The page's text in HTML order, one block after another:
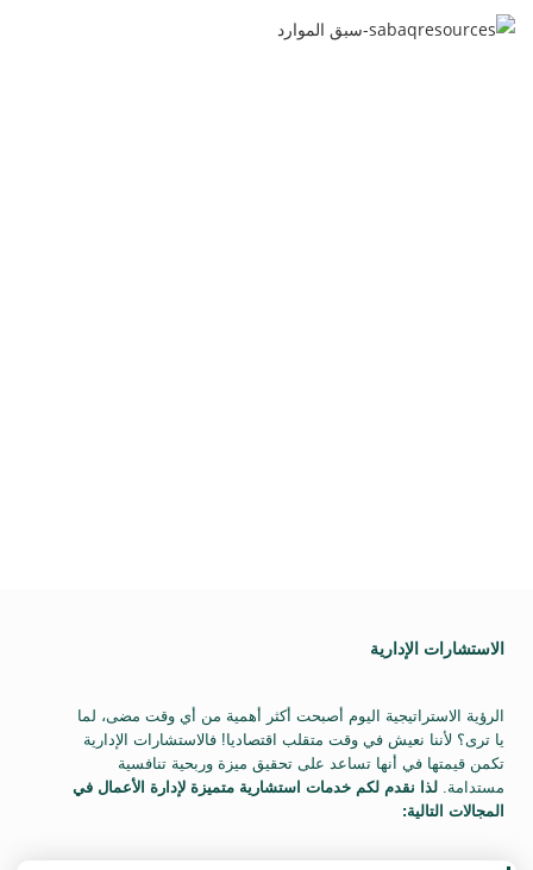
الاستشارات الإدارية
‏الرؤية الاستراتيجية اليوم أصبحت أكثر أهمية من أي وقت مضى، لما
يا ترى؟ لأننا نعيش في وقت متقلب اقتصاديا! فالاستشارات الإدارية
تكمن قيمتها في أنها تساعد على تحقيق ميزة وربحية تنافسية
مستدامة. لذا نقدم لكم خدمات استشارية متميزة لإدارة الأعمال في
‏المجالات التالية: